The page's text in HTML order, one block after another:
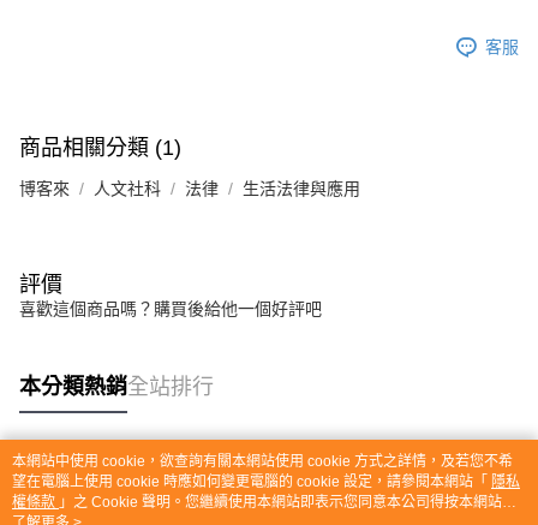
客服
商品相關分類 (1)
博客來 人文社科 法律 生活法律與應用
評價
喜歡這個商品嗎？購買後給他一個好評吧
本分類熱銷全站排行
熱門標籤
本網站中使用 cookie，欲查詢有關本網站使用 cookie 方式之詳情，及若您不希
望在電腦上使用 cookie 時應如何變更電腦的 cookie 設定，請參閱本網站「 隱私
權條款 」之 Cookie 聲明。您繼續使用本網站即表示您同意本公司得按本網站使